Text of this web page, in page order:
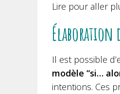
Lire pour aller
Élaboration
Il est possible
modèle “si…
intentions. Ces